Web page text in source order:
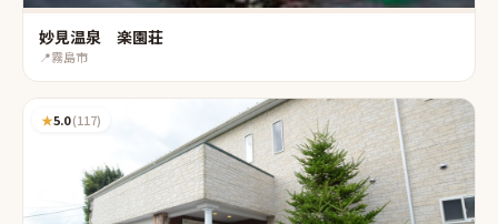
妙見温泉 楽園荘
📍霧島市
★5.0(117)